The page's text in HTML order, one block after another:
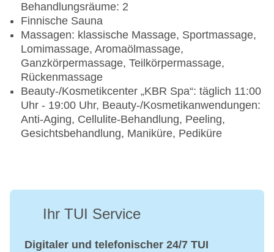
Behandlungsräume: 2
Finnische Sauna
Massagen: klassische Massage, Sportmassage,
Lomimassage, Aromaölmassage,
Ganzkörpermassage, Teilkörpermassage,
Rückenmassage
Beauty-/Kosmetikcenter „KBR Spa“: täglich 11:00
Uhr - 19:00 Uhr, Beauty-/Kosmetikanwendungen:
Anti-Aging, Cellulite-Behandlung, Peeling,
Gesichtsbehandlung, Maniküre, Pediküre
Ihr TUI Service
Digitaler und telefonischer 24/7 TUI